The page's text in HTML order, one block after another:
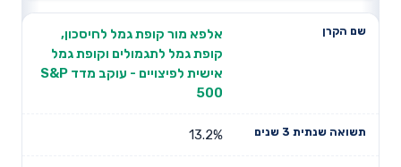
אלפא מור קופת גמל לחיסכון,
קופת גמל לתגמולים וקופת גמל
אישית לפיצויים - עוקב מדד S&P
500
13.2%